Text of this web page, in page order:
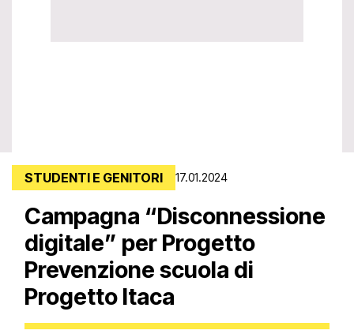
STUDENTI E GENITORI 17.01.2024
Campagna “Disconnessione
digitale” per Progetto
Prevenzione scuola di
Progetto Itaca